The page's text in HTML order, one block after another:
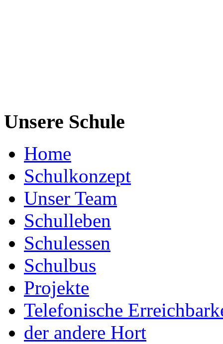
Unsere Schule
Home
Schulkonzept
Unser Team
Schulleben
Schulessen
Schulbus
Projekte
Telefonische
der andere Hort